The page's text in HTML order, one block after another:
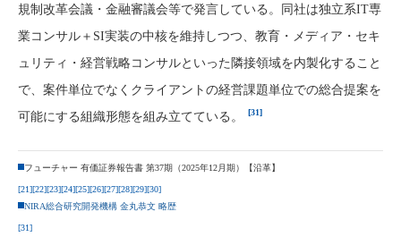
規制改革会議・金融審議会等で発言している。同社は独立系IT専
業コンサル＋SI実装の中核を維持しつつ、教育・メディア・セキ
ュリティ・経営戦略コンサルといった隣接領域を内製化すること
で、案件単位でなくクライアントの経営課題単位での総合提案を
可能にする組織形態を組み立てている。
[31]
フューチャー 有価証券報告書 第37期（2025年12月期）【沿革】
[21][22][23][24][25][26][27][28][29][30]
NIRA総合研究開発機構 金丸恭文 略歴
[31]